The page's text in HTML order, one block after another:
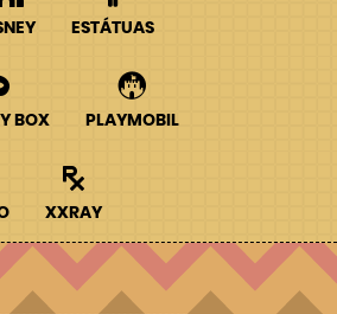
ESTÁTUAS
BOX PLAYMOBIL
XXRAY